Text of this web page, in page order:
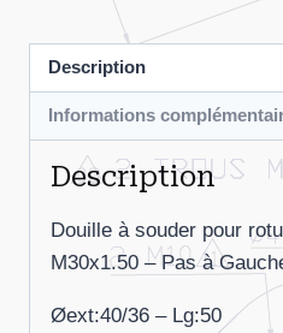
M30x1.5
Description
Informations
Description
Douille à souder pour
M30x1.50 – Pas à
Øext:40/36 – Lg:50